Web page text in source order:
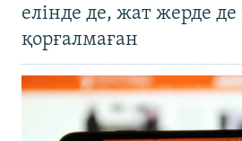
елінде де, жат жерде
қорғалмаған